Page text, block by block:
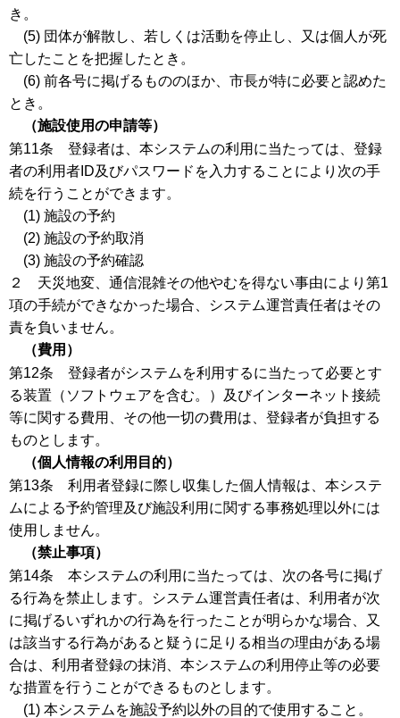
き。
(5) 団体が解散し、若しくは活動を停止し、又は個人が死
亡したことを把握したとき。
(6) 前各号に掲げるもののほか、市長が特に必要と認めた
とき。
（施設使用の申請等）
第11条 登録者は、本システムの利用に当たっては、登録
者の利用者ID及びパスワードを入力することにより次の手
続を行うことができます。
(1) 施設の予約
(2) 施設の予約取消
(3) 施設の予約確認
２ 天災地変、通信混雑その他やむを得ない事由により第1
項の手続ができなかった場合、システム運営責任者はその
責を負いません。
（費用）
第12条 登録者がシステムを利用するに当たって必要とす
る装置（ソフトウェアを含む。）及びインターネット接続
等に関する費用、その他一切の費用は、登録者が負担する
ものとします。
（個人情報の利用目的）
第13条 利用者登録に際し収集した個人情報は、本システ
ムによる予約管理及び施設利用に関する事務処理以外には
使用しません。
（禁止事項）
第14条 本システムの利用に当たっては、次の各号に掲げ
る行為を禁止します。システム運営責任者は、利用者が次
に掲げるいずれかの行為を行ったことが明らかな場合、又
は該当する行為があると疑うに足りる相当の理由がある場
合は、利用者登録の抹消、本システムの利用停止等の必要
な措置を行うことができるものとします。
(1) 本システムを施設予約以外の目的で使用すること。